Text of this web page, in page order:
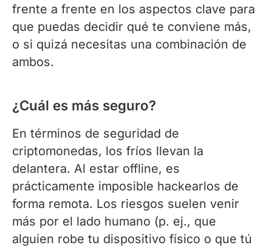
frente a frente en los aspectos clave para
que puedas decidir qué te conviene más,
o si quizá necesitas una combinación de
ambos.
¿Cuál es más seguro?
En términos de seguridad de
criptomonedas, los fríos llevan la
delantera. Al estar offline, es
prácticamente imposible hackearlos de
forma remota. Los riesgos suelen venir
más por el lado humano (p. ej., que
alguien robe tu dispositivo físico o que tú